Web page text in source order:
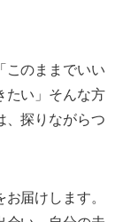
このままでいい
たい」そんな方
、探りながらつ
届けします。